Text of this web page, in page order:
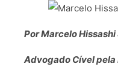
Por Marcelo Hissashi
Advogado Cível pela